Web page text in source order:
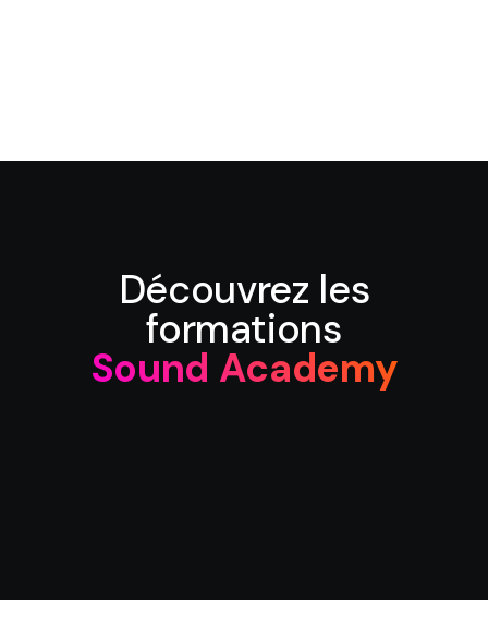
Découvrez les
formations
Sound Academy